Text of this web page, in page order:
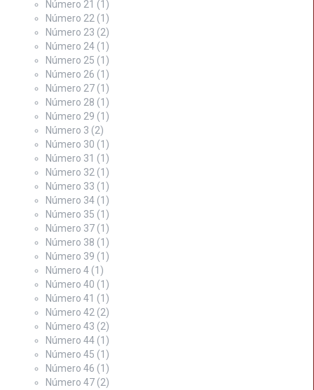
Número 21 (1)
Número 22 (1)
Número 23 (2)
Número 24 (1)
Número 25 (1)
Número 26 (1)
Número 27 (1)
Número 28 (1)
Número 29 (1)
Número 3 (2)
Número 30 (1)
Número 31 (1)
Número 32 (1)
Número 33 (1)
Número 34 (1)
Número 35 (1)
Número 37 (1)
Número 38 (1)
Número 39 (1)
Número 4 (1)
Número 40 (1)
Número 41 (1)
Número 42 (2)
Número 43 (2)
Número 44 (1)
Número 45 (1)
Número 46 (1)
Número 47 (2)